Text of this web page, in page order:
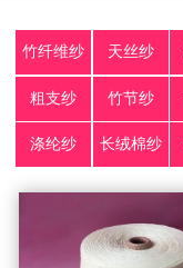
竹纤维纱 天丝纱
粗支纱 竹节纱
涤纶纱 长绒棉纱